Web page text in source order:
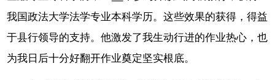
我国政法大学法学专业本科学历。这些效果的获得，得益
于县行领导的支持。他激发了我生动行进的作业热心，也
为我日后十分好翻开作业奠定坚实根底。